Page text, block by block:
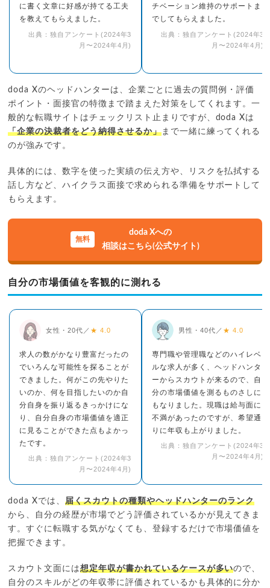
に書く文章に好感が持てる工夫
を教えてもらえました。
出典：独自アンケート(2024年3
月〜2024年4月)
チベーション維持のサポートま
でしてもらえました。
出典：独自アンケート(2024年3
月〜2024年4月)
doda Xのヘッドハンターは、企業ごとに過去の質問例・評価
ポイント・面接官の特徴まで踏まえた対策をしてくれます。一
般的な転職サイトはチェックリスト止まりですが、doda Xは
「企業の決裁者をどう納得させるか」まで一緒に練ってくれる
のが強みです。
具体的には、数字を使った実績の伝え方や、リスクを払拭する
話し方など、ハイクラス面接で求められる準備をサポートして
もらえます。
doda Xへの
相談はこちら(公式サイト)
自分の市場価値を客観的に測れる
女性・20代／ ★ 4.0
求人の数がかなり豊富だったの
でいろんな可能性を探ることが
できました。何がこの先やりた
いのか、何を目指したいのか自
分自身を振り返るきっかけにな
り、自分自身の市場価値を適正
に見ることができた点もよかっ
たです。
出典：独自アンケート(2024年3
月〜2024年4月)
男性・40代／ ★ 4.0
専門職や管理職などのハイレベ
ルな求人が多く、ヘッドハンタ
ーからスカウトが来るので、自
分の市場価値を測るものさしに
もなりました。現職は給与面に
不満があったのですが、希望通
りに年収も上がりました。
出典：独自アンケート(2024年3
月〜2024年4月)
doda Xでは、届くスカウトの種類やヘッドハンターのランク
から、自分の経歴が市場でどう評価されているかが見えてきま
す。すぐに転職する気がなくても、登録するだけで市場価値を
把握できます。
スカウト文面には想定年収が書かれているケースが多いので、
自分のスキルがどの年収帯に評価されているかも具体的に分か